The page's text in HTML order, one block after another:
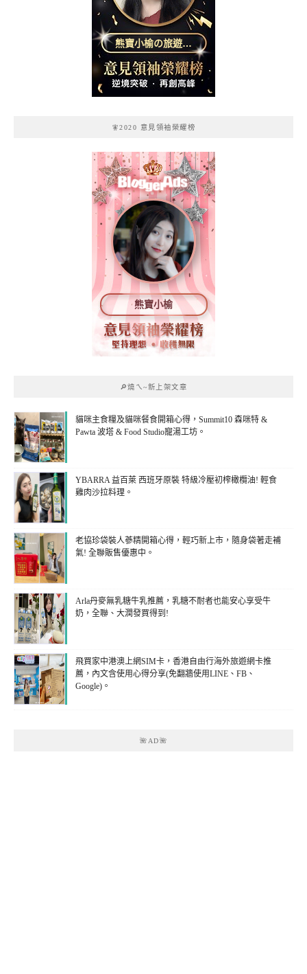
熊寶小榆の旅遊日
記
🧚2020 意見領袖榮耀榜
熊寶小榆
🔎燒ㄟ~新上架文章
貓咪主食糧及貓咪餐食開箱心得，Summit10 森咪特 &
Pawta 波塔 & Food Studio寵湯工坊。
YBARRA 益百萊 西班牙原裝 特級冷壓初榨橄欖油! 輕食
雞肉沙拉料理。
老協珍袋裝人蔘精開箱心得，輕巧新上市，隨身袋著走補
氣! 全聯販售優惠中。
Arla丹麥無乳糖牛乳推薦，乳糖不耐者也能安心享受牛
奶，全聯、大潤發買得到!
飛買家中港澳上網SIM卡，香港自由行海外旅遊網卡推
薦，內文含使用心得分享(免翻牆使用LINE、FB、
Google)。
🌺AD🌺